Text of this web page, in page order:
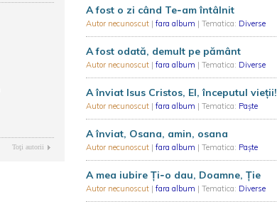
A fost o zi când Te‑am întâlnit
Autor necunoscut | fara album | Tematica: Diverse
A fost odată, demult pe pământ
Autor necunoscut | fara album | Tematica: Diverse
A înviat Isus Cristos, El, începutul vieții!
Autor necunoscut | fara album | Tematica: Paște
A înviat, Osana, amin, osana
Autor necunoscut | fara album | Tematica: Paște
A mea iubire Ți‑o dau, Doamne, Ție
Autor necunoscut | fara album | Tematica: Diverse
Toţi autorii